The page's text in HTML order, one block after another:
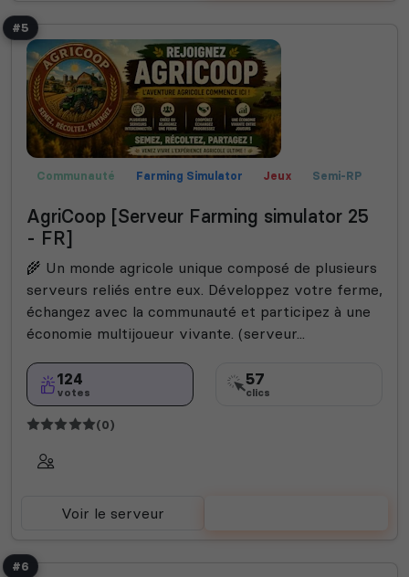
#5
Communauté Farming Simulator Jeux
Semi-RP
AgriCoop [Serveur Farming simulator 25
- FR]
🌾 Un monde agricole unique composé de plusieurs
serveurs reliés entre eux. Développez votre ferme,
échangez avec la communauté et participez à une
économie multijoueur vivante. (serveur...
124
votes
57
clics
(0)
Voir le serveur
#6